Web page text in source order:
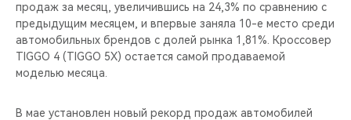
ВИДЕООБЗОРЫ
CHERY ДЛЯ ДЕТЕЙ
продаж за месяц, увеличившись на 24,3% по сравнению с
предыдущим месяцем, и впервые заняла 10-е место среди
автомобильных брендов с долей рынка 1,81%. Кроссовер
TIGGO 4 (TIGGO 5X) остается самой продаваемой
моделью месяца.
В мае установлен новый рекорд продаж автомобилей